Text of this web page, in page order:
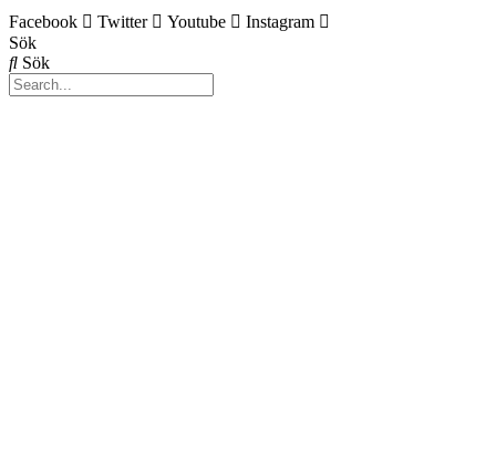
Facebook Twitter Youtube
Instagram
Sök
Sök